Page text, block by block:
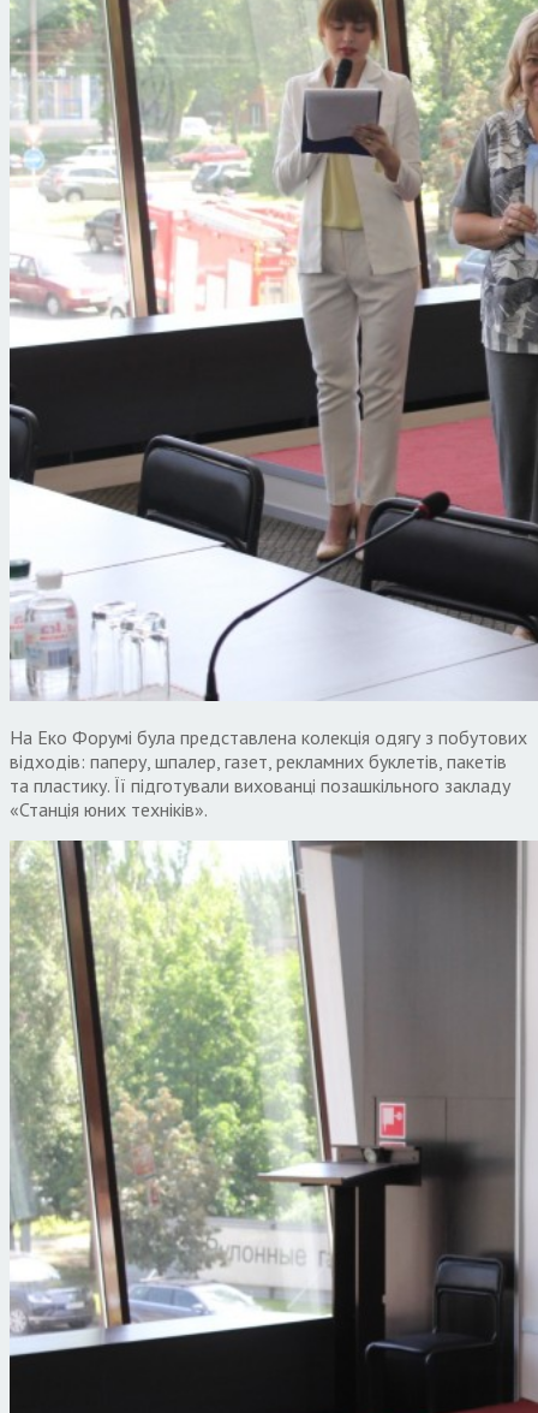
На Еко Форумі була представлена колекція одягу з побутових
відходів: паперу, шпалер, газет, рекламних буклетів, пакетів
та пластику. Її підготували вихованці позашкільного закладу
«Станція юних техніків».